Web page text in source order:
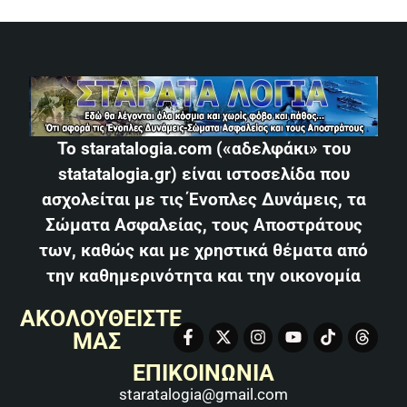
Το staratalogia.com («αδελφάκι» του
statatalogia.gr) είναι ιστοσελίδα που
ασχολείται με τις Ένοπλες Δυνάμεις, τα
Σώματα Ασφαλείας, τους Αποστράτους
των, καθώς και με χρηστικά θέματα από
την καθημερινότητα και την οικονομία
ΑΚΟΛΟΥΘΕΙΣΤΕ
ΜΑΣ
ΕΠΙΚΟΙΝΩΝΙΑ
staratalogia@gmail.com